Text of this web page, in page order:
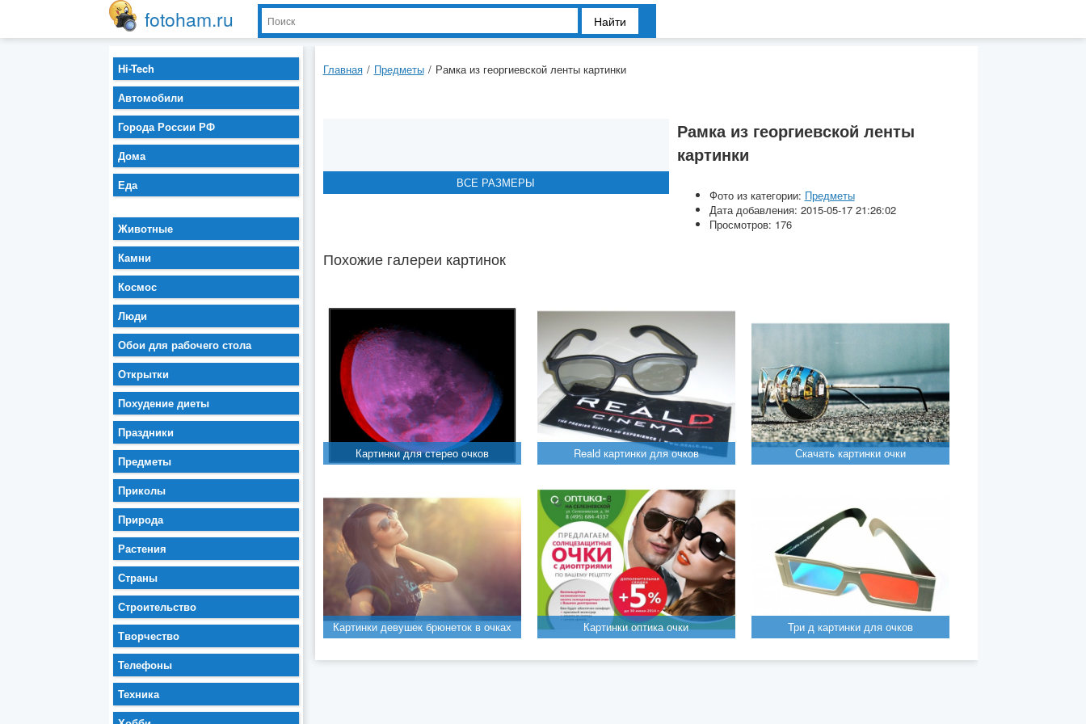
fotoham.ru Найти
Главная / Предметы / Рамка из георгиевской ленты картинки
ВСЕ РАЗМЕРЫ
ВСЕ РАЗМЕРЫ
ВСЕ РАЗМЕРЫ
ВСЕ РАЗМЕРЫ
Рамка из георгиевской ленты
картинки
Фото из категории: Предметы
Дата добавления: 2015-05-17 21:26:02
Просмотров: 176
Похожие галереи картинок
Картинки для стерео очков Reald картинки для очков Скачать картинки очки
Картинки девушек брюнеток в очках Картинки оптика очки Три д картинки для очков
Hi-Tech
Автомобили
Города России РФ
Дома
Еда
Животные
Камни
Космос
Люди
Обои для рабочего стола
Открытки
Похудение диеты
Праздники
Предметы
Приколы
Природа
Растения
Страны
Строительство
Творчество
Телефоны
Техника